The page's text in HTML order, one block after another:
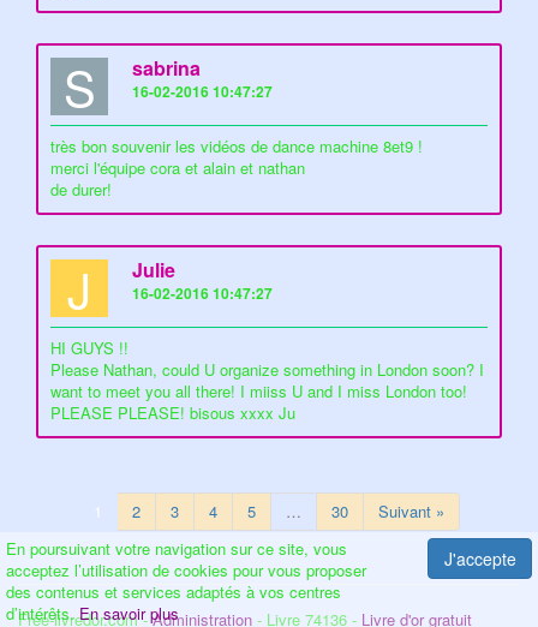
En poursuivant votre navigation sur ce site, vous
acceptez l’utilisation de cookies pour vous proposer
des contenus et services adaptés à vos centres
d’intérêts.En savoir plus
J'accepte
S sabrina
16-02-2016 10:47:27
très bon souvenir les vidéos de dance machine 8et9 !
merci l'équipe cora et alain et nathan
de durer!
J Julie
16-02-2016 10:47:27
HI GUYS !!
Please Nathan, could U organize something in London soon? I
want to meet you all there! I miiss U and I miss London too!
PLEASE PLEASE! bisous xxxx Ju
1 2 3 4 5 … 30 Suivant »
Free-livredor.com -Administration - Livre 74136 - Livre d'or gratuit